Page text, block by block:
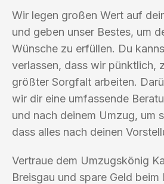
Wir legen großen Wert auf
und geben unser Bestes, um
Wünsche zu erfüllen. Du
verlassen, dass wir pünktlich,
größter Sorgfalt arbeiten.
wir dir eine umfassende
und nach deinem Umzug, um
dass alles nach deinen
Vertraue dem Umzugskönig
Breisgau und spare Geld